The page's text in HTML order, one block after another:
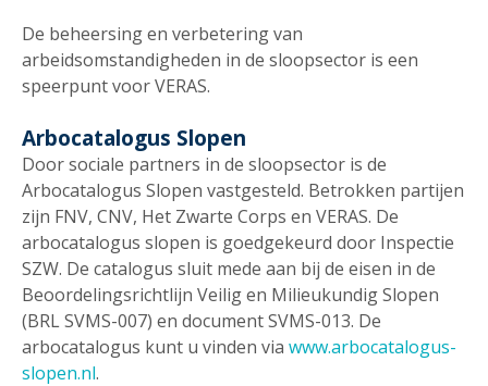
De beheersing en verbetering van
arbeidsomstandigheden in de sloopsector is een
speerpunt voor VERAS.
Arbocatalogus Slopen
Door sociale partners in de sloopsector is de
Arbocatalogus Slopen vastgesteld. Betrokken partijen
zijn FNV, CNV, Het Zwarte Corps en VERAS. De
arbocatalogus slopen is goedgekeurd door Inspectie
SZW. De catalogus sluit mede aan bij de eisen in de
Beoordelingsrichtlijn Veilig en Milieukundig Slopen
(BRL SVMS-007) en document SVMS-013. De
arbocatalogus kunt u vinden via www.arbocatalogus-
slopen.nl.